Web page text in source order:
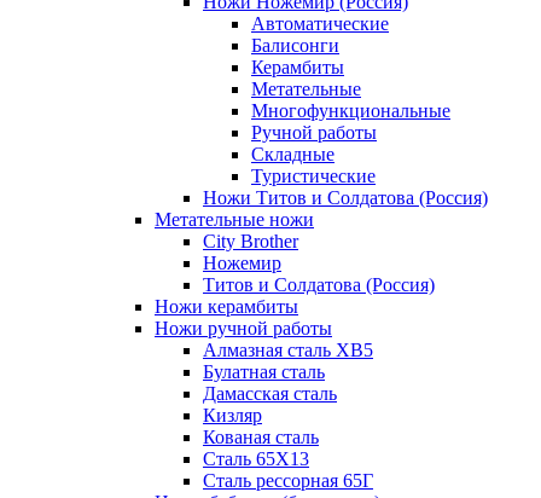
Автоматические
Балисонги
Керамбиты
Метательные
Многофункциональные
Ручной работы
Складные
Туристические
Ножи Титов и Солдатова (Россия)
Метательные ножи
City Brother
Ножемир
Титов и Солдатова (Россия)
Ножи керамбиты
Ножи ручной работы
Алмазная сталь ХВ5
Булатная сталь
Дамасская сталь
Кизляр
Кованая сталь
Сталь 65Х13
Сталь рессорная 65Г